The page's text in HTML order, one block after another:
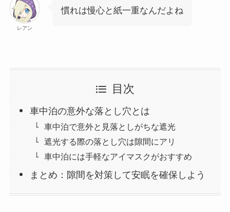
レアン
慣れは慢心と紙一重なんだよね
目次
車中泊の意外な落とし穴とは
車中泊で意外と見落としがちな遮光
遮光する際の落とし穴は隙間にアリ
車中泊には手軽なアイマスクがおすすめ
まとめ：隙間を対策して安眠を確保しよう